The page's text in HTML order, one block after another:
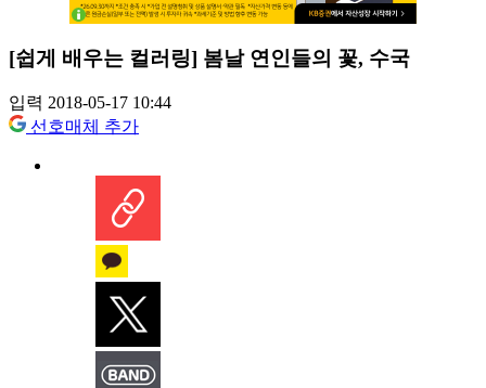
[쉽게 배우는 컬러링] 봄날 연인들의 꽃, 수국
입력 2018-05-17 10:44
선호매체 추가